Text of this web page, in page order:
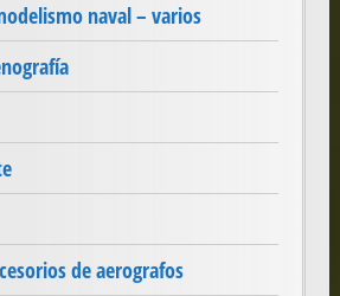
naval – varios
de aerografos